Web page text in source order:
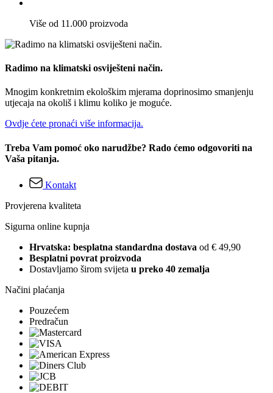
Više od 11.000 proizvoda
Radimo na klimatski osviješteni način.
Mnogim konkretnim ekološkim mjerama doprinosimo smanjenju
utjecaja na okoliš i klimu koliko je moguće.
Ovdje ćete pronaći više informacija.
Treba Vam pomoć oko narudžbe? Rado ćemo odgovoriti na
Vaša pitanja.
Kontakt
Provjerena kvaliteta
Sigurna online kupnja
Hrvatska: besplatna standardna dostava od € 49,90
Besplatni povrat proizvoda
Dostavljamo širom svijeta u preko 40 zemalja
Načini plaćanja
Pouzećem
Predračun